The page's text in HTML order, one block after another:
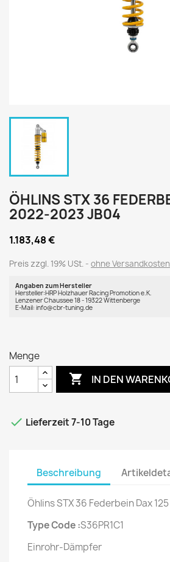
ÖHLINS STX 36
2022-2023 JB04
1.183,48 €
Preis zzgl. 19% USt. ohne Versandkosten
Angaben zum Hersteller
Hersteller:HRP Holzhauer Racing Promotion e.K.
Lenzener Chaussee 18 - 19322 Wittenberge
E-Mail: info@cbr-tuning.de
Menge
 IN DEN
 Lieferzeit 7-10 Tage
Beschreibung
Öhlins STX 36 Federbein Dax
Type Code :S36PR1C1
Einrohr-Dämpfer